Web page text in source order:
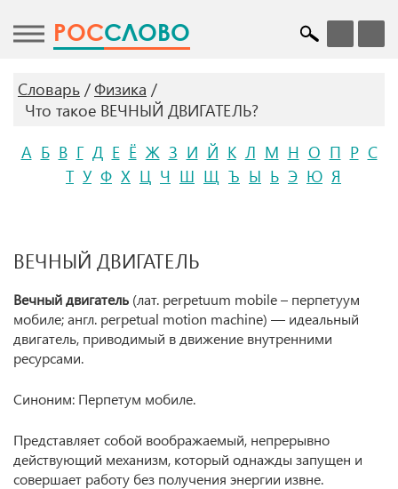
POCСЛОВО
Словарь
Физика
Что такое ВЕЧНЫЙ ДВИГАТЕЛЬ?
А Б В Г Д Е Ё Ж З И Й К Л М Н О П Р С
Т У Ф Х Ц Ч Ш Щ Ъ Ы Ь Э Ю Я
ВЕЧНЫЙ ДВИГАТЕЛЬ
Вечный двигатель (лат. perpetuum mobile – перпетуум
мобиле; англ. perpetual motion machine) — идеальный
двигатель, приводимый в движение внутренними
ресурсами.
Синоним: Перпетум мобиле.
Представляет собой воображаемый, непрерывно
действующий механизм, который однажды запущен и
совершает работу без получения энергии извне.